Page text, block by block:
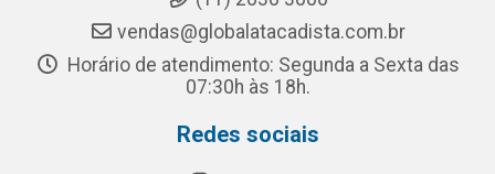
vendas@globalatacadista.com.br
Horário de atendimento: Segunda a Sexta das
07:30h às 18h.
Redes sociais